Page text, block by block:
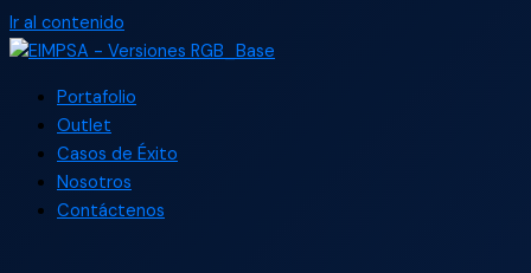
Ir al contenido
Portafolio
Outlet
Casos de Éxito
Nosotros
Contáctenos